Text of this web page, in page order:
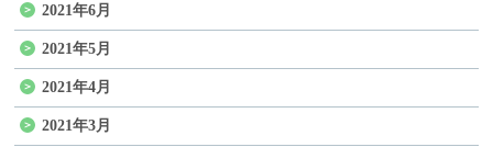
2021年6月
2021年5月
2021年4月
2021年3月